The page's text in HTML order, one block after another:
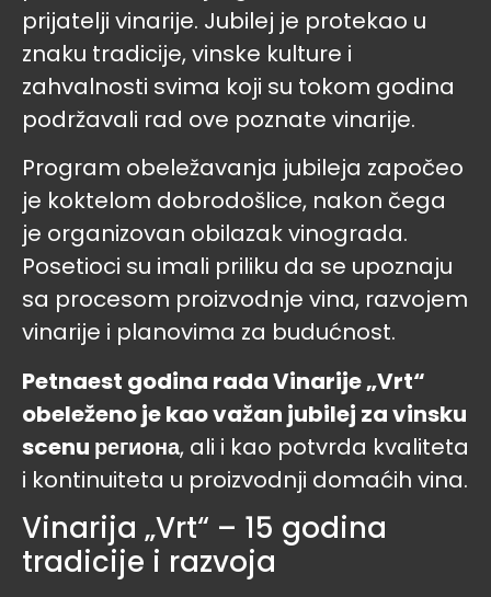
prijatelji vinarije. Jubilej je protekao u
znaku tradicije, vinske kulture i
zahvalnosti svima koji su tokom godina
podržavali rad ove poznate vinarije.
Program obeležavanja jubileja započeo
je koktelom dobrodošlice, nakon čega
je organizovan obilazak vinograda.
Posetioci su imali priliku da se upoznaju
sa procesom proizvodnje vina, razvojem
vinarije i planovima za budućnost.
Petnaest godina rada Vinarije „Vrt“
obeleženo je kao važan jubilej za vinsku
scenu региона, ali i kao potvrda kvaliteta
i kontinuiteta u proizvodnji domaćih vina.
Vinarija „Vrt“ – 15 godina
tradicije i razvoja